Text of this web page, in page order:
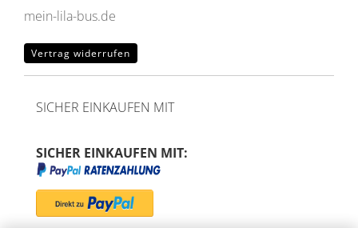
mein-lila-bus.de
Vertrag widerrufen
SICHER EINKAUFEN MIT
SICHER EINKAUFEN MIT: